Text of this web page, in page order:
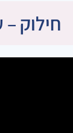
חילוק –